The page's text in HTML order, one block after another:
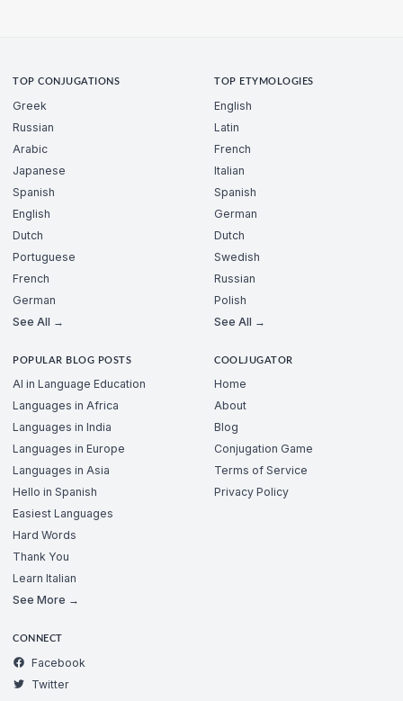
TOP CONJUGATIONS
Greek
Russian
Arabic
Japanese
Spanish
English
Dutch
Portuguese
French
German
See All →
TOP ETYMOLOGIES
English
Latin
French
Italian
Spanish
German
Dutch
Swedish
Russian
Polish
See All →
POPULAR BLOG POSTS
AI in Language Education
Languages in Africa
Languages in India
Languages in Europe
Languages in Asia
Hello in Spanish
Easiest Languages
Hard Words
Thank You
Learn Italian
See More →
COOLJUGATOR
Home
About
Blog
Conjugation Game
Terms of Service
Privacy Policy
CONNECT
Facebook
Twitter